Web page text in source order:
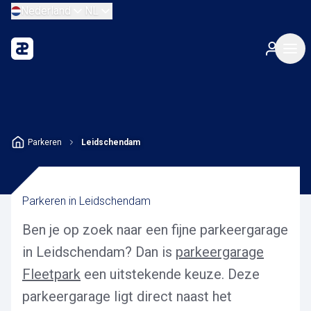
Nederland NL
Parkeren Leidschendam
Parkeren in Leidschendam
Ben je op zoek naar een fijne parkeergarage
in Leidschendam? Dan is parkeergarage
Fleetpark een uitstekende keuze. Deze
parkeergarage ligt direct naast het